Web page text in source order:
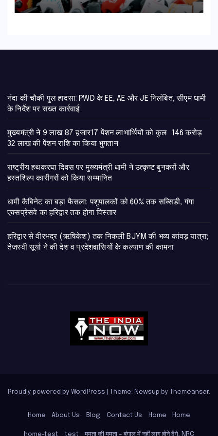
नंदा की चौकी पुल हादसा: PWD के EE, AE और JE निलंबित, सीएम धामी
के निर्देश पर सख्त कार्रवाई
मुख्यमंत्री ने 9 लाख 87 हजार17 पेंशन लाभार्थियों को कुल 146 करोड़
32 लाख की पेंशन राशि का किया भुगतान
राष्ट्रीय हथकरघा दिवस पर मुख्यमंत्री धामी ने उत्कृष्ट बुनकरों और
हस्तशिल्प कारीगरों को किया सम्मानित
​धामी कैबिनेट का बड़ा फैसला: पशुपालकों को 60% तक सब्सिडी, गंगा
एक्सप्रेसवे का हरिद्वार तक होगा विस्तार
​हरिद्वार से वीरभद्र (ऋषिकेश) तक निकली BJYM की भव्य कांवड़ यात्रा;
तेजस्वी सूर्या ने की देश व प्रदेशवासियों के कल्याण की कामना
Proudly powered by WordPress Theme: Newsup by Themeansar.
Home About Us Blog Contact Us Home Home
home-test test ममता की ममता – बंगाल में नहीं लागू होने देंगे, NRC